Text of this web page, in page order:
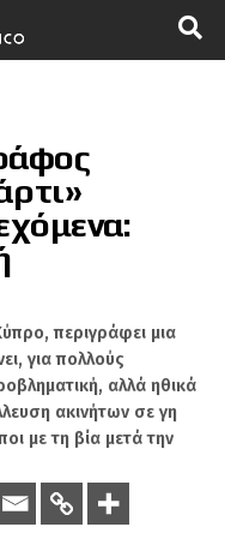
περιγράφει μια
για πολλούς
αλλά ηθικά
ακινήτων σε γη
με τη βία μετά την